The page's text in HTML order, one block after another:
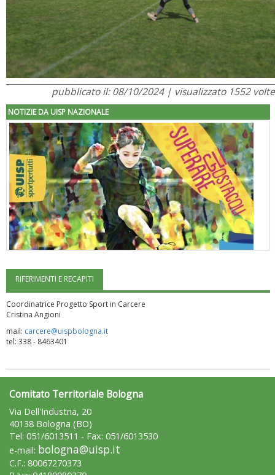
pubblicato il: 08/10/2024 | visualizzato 1552 volte
NOTIZIE DA UISP NAZIONALE
"Superare gli ostacoli": la relazione di Tiziano Pesce al CN Uisp
Luglio 2026: "Pensando con i piedi, si possono fare le
rivoluzioni"
RIFERIMENTI E RECAPITI
Coordinatrice Progetto Sport in Carcere
Cristina Angioni
mail: carcere@uispbologna.it
tel: 338 - 8463401
Comitato Territoriale Bologna
Via Dell'Industria, 20
40138 Bologna (BO)
Tel: 051/6013511 - Fax: 051/6013530
e-mail: bologna@uisp.it
C.F.: 80067270373